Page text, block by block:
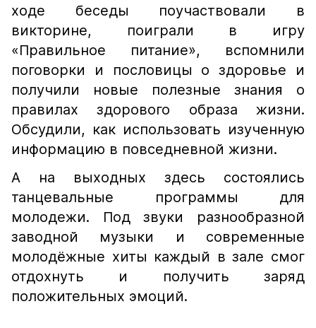
ходе беседы поучаствовали в
викторине, поиграли в игру
«Правильное питание», вспомнили
поговорки и пословицы о здоровье и
получили новые полезные знания о
правилах здорового образа жизни.
Обсудили, как использовать изученную
информацию в повседневной жизни.
А на выходных здесь состоялись
танцевальные программы для
молодежи. Под звуки разнообразной
заводной музыки и современные
молодёжные хиты каждый в зале смог
отдохнуть и получить заряд
положительных эмоций.